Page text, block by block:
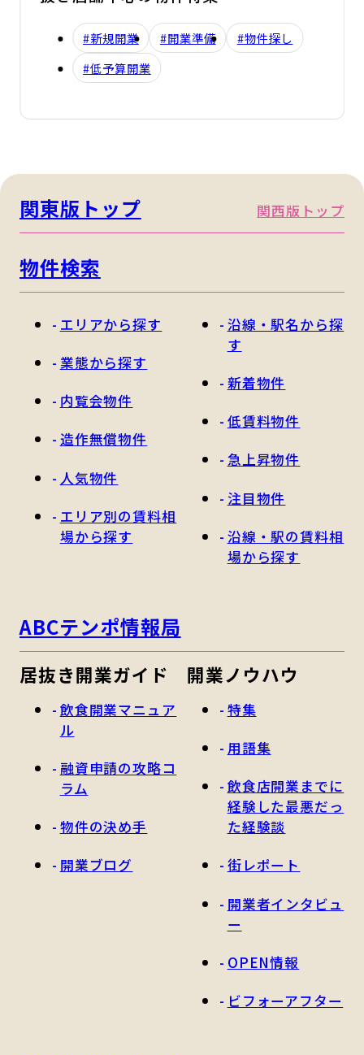
#新規開業 #開業準備
#物件探し
#低予算開業
関東版トップ 関西版トップ
物件検索
エリアから探す
業態から探す
内覧会物件
造作無償物件
人気物件
エリア別の賃料相
場から探す
沿線・駅名から探
す
新着物件
低賃料物件
急上昇物件
注目物件
沿線・駅の賃料相
場から探す
ABCテンポ情報局
居抜き開業ガイド
飲食開業マニュア
ル
融資申請の攻略コ
ラム
物件の決め手
開業ブログ
開業ノウハウ
特集
用語集
飲食店開業までに
経験した最悪だっ
た経験談
街レポート
開業者インタビュ
ー
OPEN情報
ビフォーアフター